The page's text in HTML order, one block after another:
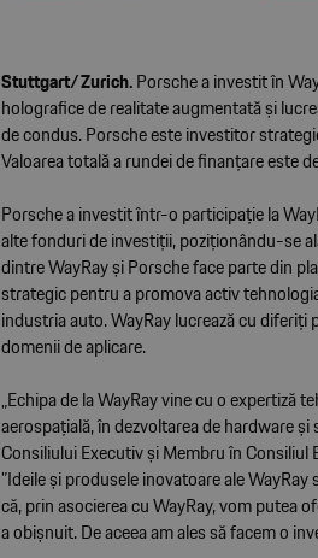
Stuttgart/Zurich.Porsche a investit în
holografice de realitate augmentată și
de condus. Porsche este investitor
Valoarea totală a rundei de finanțare este
Porsche a investit într-o participație la
alte fonduri de investiții, poziționându-se
dintre WayRay și Porsche face parte din
strategic pentru a promova activ
industria auto. WayRay lucrează cu
domenii de aplicare.
„Echipa de la WayRay vine cu o expertiză
aerospațială, în dezvoltarea de hardware
Consiliului Executiv și Membru în Consiliul
”Ideile și produsele inovatoare ale
că, prin asocierea cu WayRay, vom putea
a obișnuit. De aceea am ales să facem o